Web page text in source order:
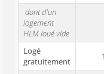
dont d'un
logement
HLM loué vide
Logé
gratuitement